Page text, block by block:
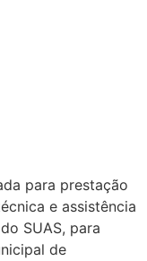
para prestação
e assistência
SUAS, para
de